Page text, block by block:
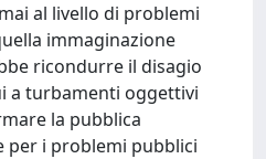
al livello di problemi
immaginazione
ricondurre il disagio
a turbamenti oggettivi
la pubblica
per i problemi pubblici